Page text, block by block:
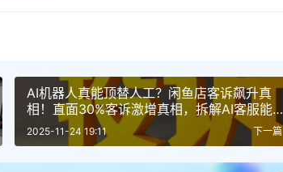
AI机器人真能顶替人工？闲鱼店客诉飙升真
相！直面30%客诉激增真相，拆解AI客服能力
边界与人机协同黄金分割点
下一篇
2025-11-24 19:11